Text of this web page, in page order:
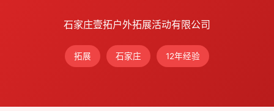
石家庄壹拓户外拓展活动有限公司
拓展 石家庄 12年经验